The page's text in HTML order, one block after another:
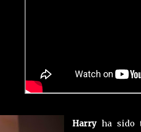
Harryha sido